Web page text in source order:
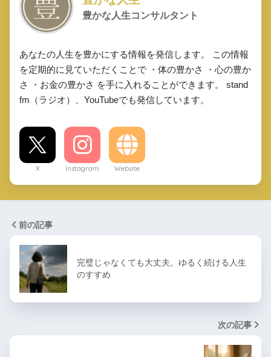
豊かな人生コンサルタント
あなたの人生を豊かにする情報を発信します。 この情報
を定期的に見ていただくことで ・体の豊かさ ・心の豊か
さ ・お金の豊かさ を手に入れることができます。 stand
fm（ラジオ）、YouTubeでも発信しています。
X Instagram Website
前の記事
完璧じゃなくても大丈夫。ゆるく続ける人生
のすすめ
次の記事